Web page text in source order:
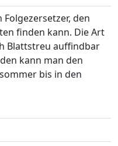
Folgezersetzer, den
finden kann. Die Art
Blattstreu auffindbar
kann man den
bis in den